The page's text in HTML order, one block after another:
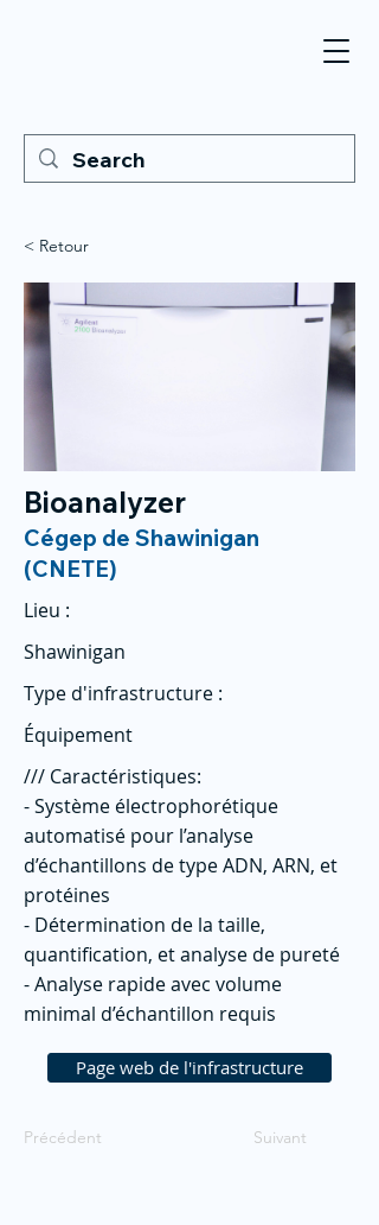
< Retour
Bioanalyzer
Cégep de Shawinigan
(CNETE)
Lieu :
Shawinigan
Type d'infrastructure :
Équipement
/// Caractéristiques:
- Système électrophorétique
automatisé pour l’analyse
d’échantillons de type ADN, ARN, et
protéines
- Détermination de la taille,
quantification, et analyse de pureté
- Analyse rapide avec volume
minimal d’échantillon requis
Page web de l'infrastructure
Précédent Suivant